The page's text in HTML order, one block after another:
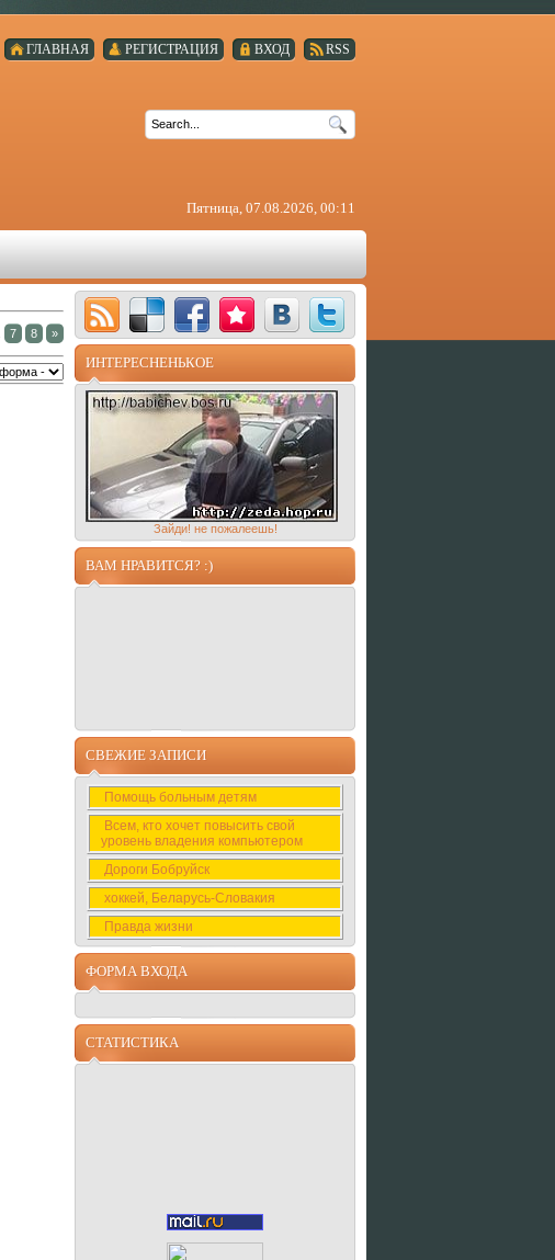
RSS
ВХОД
РЕГИСТРАЦИЯ
ГЛАВНАЯ
Пятница, 07.08.2026, 00:11
7 8 »
ИНТЕРЕСНЕНЬКОЕ
Зайди! не пожалеешь!
ВАМ НРАВИТСЯ? :)
СВЕЖИЕ ЗАПИСИ
Помощь больным детям
Всем, кто хочет повысить свой
уровень владения компьютером
Дороги Бобруйск
хоккей, Беларусь-Словакия
Правда жизни
ФОРМА ВХОДА
СТАТИСТИКА